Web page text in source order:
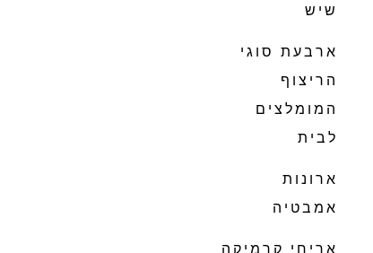
שיש
ארבעת סוגי
הריצוף
המומלצים
לבית
ארונות
אמבטיה
אריחי קרמיקה